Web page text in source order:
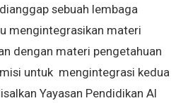
sebuah lembaga
mengintegrasikan materi
dengan materi pengetahuan
untuk mengintegrasi kedua
Yayasan Pendidikan Al